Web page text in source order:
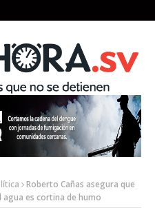
Roberto Cañas asegura que
es cortina de humo